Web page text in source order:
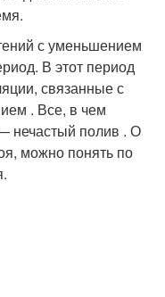
с уменьшением
В этот период
связанные с
. Все, в чем
нечастый полив . О
можно понять по